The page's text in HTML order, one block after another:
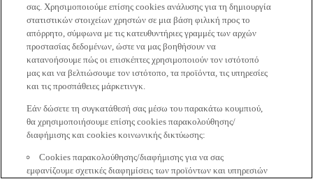
σας. Χρησιμοποιούμε επίσης cookies ανάλυσης για τη δημιουργία
στατιστικών στοιχείων χρηστών σε μια βάση φιλική προς το
απόρρητο, σύμφωνα με τις κατευθυντήριες γραμμές των αρχών
προστασίας δεδομένων, ώστε να μας βοηθήσουν να
κατανοήσουμε πώς οι επισκέπτες χρησιμοποιούν τον ιστότοπό
μας και να βελτιώσουμε τον ιστότοπο, τα προϊόντα, τις υπηρεσίες
και τις προσπάθειες μάρκετινγκ.
Εάν δώσετε τη συγκατάθεσή σας μέσω του παρακάτω κουμπιού,
θα χρησιμοποιήσουμε επίσης cookies παρακολούθησης/
διαφήμισης και cookies κοινωνικής δικτύωσης:
Cookies παρακολούθησης/διαφήμισης για να σας
εμφανίζουμε σχετικές διαφημίσεις των προϊόντων και υπηρεσιών